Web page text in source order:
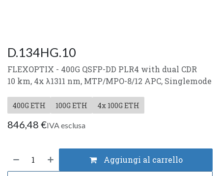
D.134HG.10
FLEXOPTIX - 400G QSFP-DD PLR4 with dual CDR
10 km, 4x λ1311 nm, MTP/MPO-8/12 APC, Singlemode
400G ETH 100G ETH 4x 100G ETH
846,48 €IVA esclusa
Aggiungi al carrello